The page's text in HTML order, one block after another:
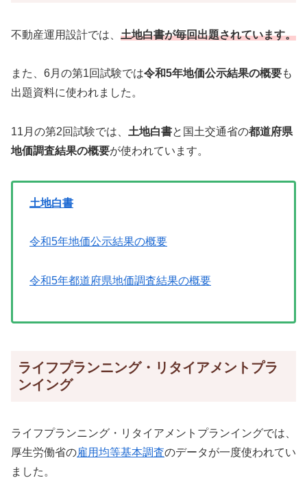
不動産運用設計では、 土地白書が毎回出題されています。
また、6月の第1回試験では令和5年地価公示結果の概要も
出題資料に使われました。
11月の第2回試験では、 土地白書と国土交通省の都道府県
地価調査結果の概要が使われています。
土地白書
令和5年地価公示結果の概要
令和5年都道府県地価調査結果の概要
ライフプランニング・リタイアメントプラ
ンイング
ライフプランニング・リタイアメントプランイングでは、
厚生労働省の雇用均等基本調査のデータが一度使われてい
ました。